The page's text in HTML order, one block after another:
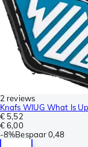
2 reviews
Knafs WIUG What Is
€ 5,52
€ 6,00
-8%Bespaar0,48